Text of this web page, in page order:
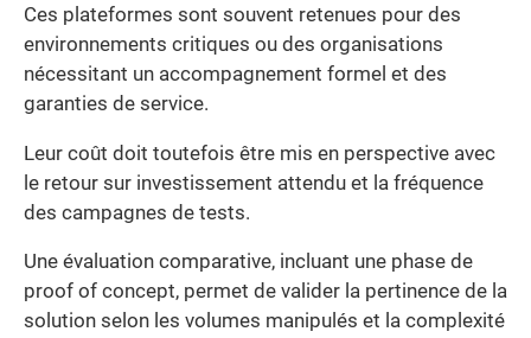
Ces plateformes sont souvent retenues pour des
environnements critiques ou des organisations
nécessitant un accompagnement formel et des
garanties de service.
Leur coût doit toutefois être mis en perspective avec
le retour sur investissement attendu et la fréquence
des campagnes de tests.
Une évaluation comparative, incluant une phase de
proof of concept, permet de valider la pertinence de la
solution selon les volumes manipulés et la complexité